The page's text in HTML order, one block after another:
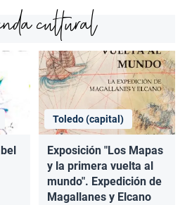
cultural
Toledo (capital)
Exposición "Los Mapas
y la primera vuelta al
mundo". Expedición de
Magallanes y Elcano